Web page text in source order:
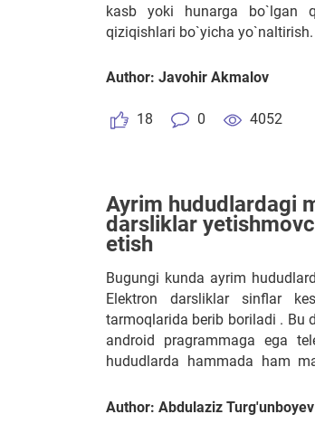
kasb yoki hunarga bo`lgan
qiziqishlari bo`yicha yo`naltirish.
Author: Javohir Akmalov
18 0 4052
Ayrim hududlardagi
darsliklar
etish
Bugungi kunda ayrim
Elektron darsliklar sinflar
tarmoqlarida berib boriladi . Bu
android pragrammaga ega
hududlarda hammada ham
mumkin bõlgan formatda
foydalansa darsliklarga
Author: Abdulaziz Turg'unboyev